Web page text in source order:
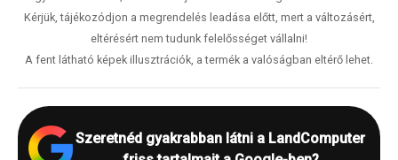
Kérjük, tájékozódjon a megrendelés leadása előtt, mert a változásért,
eltérésért nem tudunk felelősséget vállalni!
A fent látható képek illusztrációk, a termék a valóságban eltérő lehet.
Szeretnéd gyakrabban látni a LandComputer